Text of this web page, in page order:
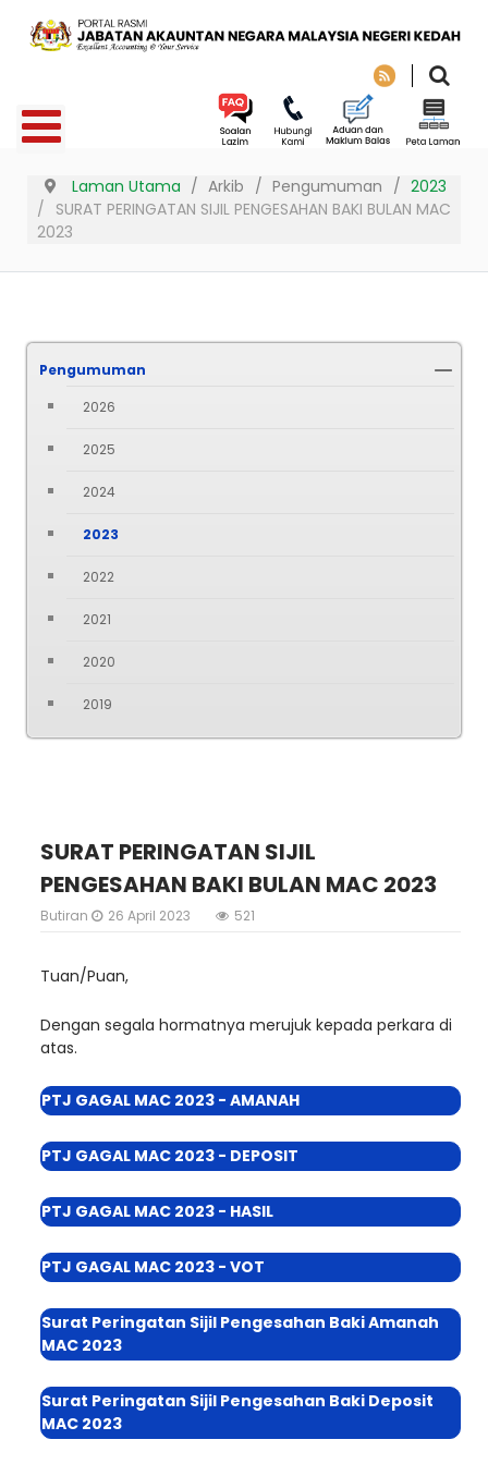
Laman Utama Arkib Pengumuman
2023
SURAT PERINGATAN SIJIL PENGESAHAN BAKI BULAN MAC
2023
Pengumuman
2026
2025
2024
2023
2022
2021
2020
2019
SURAT PERINGATAN SIJIL
PENGESAHAN BAKI BULAN MAC 2023
Butiran 26 April 2023 521
Tuan/Puan,
Dengan segala hormatnya merujuk kepada perkara di
atas.
PTJ GAGAL MAC 2023 - AMANAH
PTJ GAGAL MAC 2023 - DEPOSIT
PTJ GAGAL MAC 2023 - HASIL
PTJ GAGAL MAC 2023 - VOT
Surat Peringatan Sijil Pengesahan Baki Amanah
MAC 2023
Surat Peringatan Sijil Pengesahan Baki Deposit
MAC 2023